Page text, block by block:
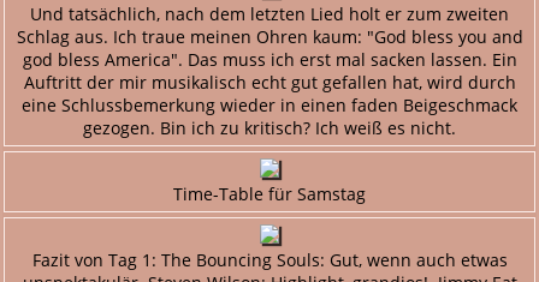
Und tatsächlich, nach dem letzten Lied holt er zum zweiten
Schlag aus. Ich traue meinen Ohren kaum: "God bless you and
god bless America". Das muss ich erst mal sacken lassen. Ein
Auftritt der mir musikalisch echt gut gefallen hat, wird durch
eine Schlussbemerkung wieder in einen faden Beigeschmack
gezogen. Bin ich zu kritisch? Ich weiß es nicht.
Time-Table für Samstag
Fazit von Tag 1: The Bouncing Souls: Gut, wenn auch etwas